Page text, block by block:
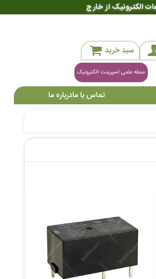
الکترونیک از خارج
مجله علمی اسپرینت الکترونیک
سبد خرید
تماس با مادرباره ما